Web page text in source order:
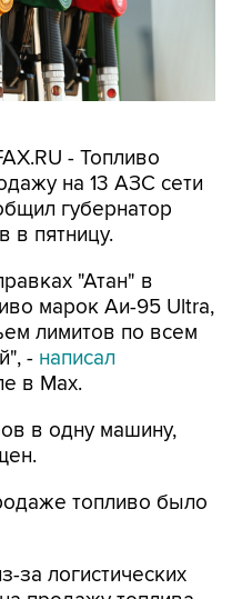
- Топливо
на 13 АЗС сети
губернатор
в пятницу.
"Атан" в
марок Аи-95 Ultra,
лимитов по всем
- написал
в Max.
в одну машину,
топливо было
за логистических